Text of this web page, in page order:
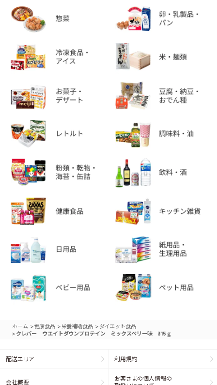
ホーム >健康食品 > 栄養補助食品 > ダイエット食品
> クレバー ウエイトダウンプロテイン ミックスベリー味 315ｇ
配送エリア 利用規約
会社概要
お客さまの個人情報の